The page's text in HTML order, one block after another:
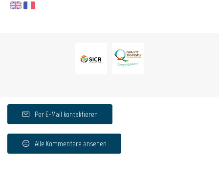
Per E-Mail kontaktieren
Alle Kommentare ansehen